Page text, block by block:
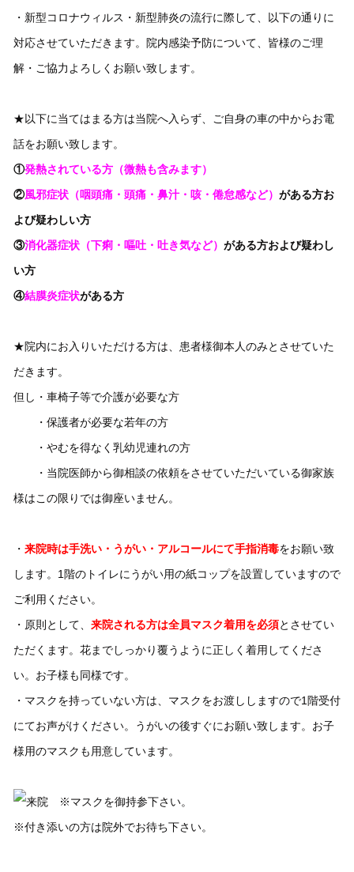
・新型コロナウィルス・新型肺炎の流行に際して、以下の通りに
対応させていただきます。院内感染予防について、皆様のご理
解・ご協力よろしくお願い致します。
★以下に当てはまる方は当院へ入らず、ご自身の車の中からお電
話をお願い致します。
①発熱されている方（微熱も含みます）
②風邪症状（咽頭痛・頭痛・鼻汁・咳・倦怠感など） がある方お
よび疑わしい方
③消化器症状（下痢・嘔吐・吐き気など） がある方および疑わし
い方
④結膜炎症状がある方
★院内にお入りいただける方は、患者様御本人のみとさせていた
だきます。
但し・車椅子等で介護が必要な方
・保護者が必要な若年の方
・やむを得なく乳幼児連れの方
・当院医師から御相談の依頼をさせていただいている御家族
様はこの限りでは御座いません。
・ 来院時は手洗い・うがい・アルコールにて手指消毒をお願い致
します。1階のトイレにうがい用の紙コップを設置していますので
ご利用ください。
・原則として、 来院される方は全員マスク着用を必須とさせてい
ただくます。花までしっかり覆うように正しく着用してくださ
い。お子様も同様です。
・マスクを持っていない方は、マスクをお渡ししますので1階受付
にてお声がけください。うがいの後すぐにお願い致します。お子
様用のマスクも用意しています。
※マスクを御持参下さい。
※付き添いの方は院外でお待ち下さい。